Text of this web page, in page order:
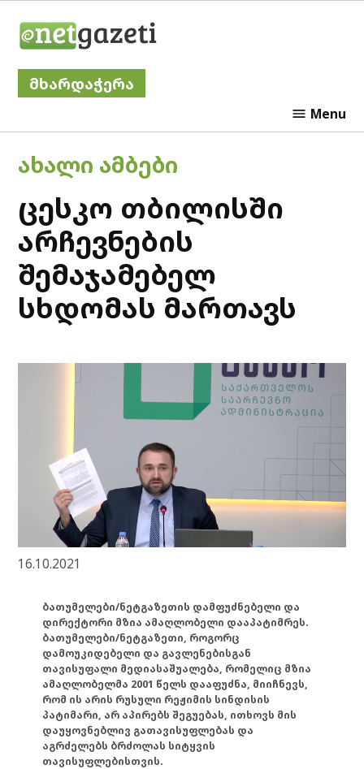
მხარდაჭერა
Menu
POSTED
ᲐᲮᲐᲚᲘ ᲐᲛᲑᲔᲑᲘ
ცესკო თბილისში
არჩევნების
შემაჯამებელ
სხდომას მართავს
16.10.2021
ბათუმელები/ნეტგაზეთის დამფუძნებელი და
დირექტორი მზია ამაღლობელი დააპატიმრეს.
ბათუმელები/ნეტგაზეთი, როგორც
დამოუკიდებელი და გავლენებისგან
თავისუფალი მედიასაშუალება, რომელიც მზია
ამაღლობელმა 2001 წელს დააფუძნა, მიიჩნევს,
რომ ის არის რუსული რეჟიმის სინდისის
პატიმარი, არ აპირებს შეგუებას, ითხოვს მის
დაუყოვნებლივ გათავისუფლებას და
აგრძელებს ბრძოლას სიტყვის
თავისუფლებისთვის.